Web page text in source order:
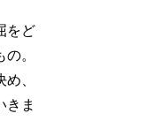
をど
。
、
きま